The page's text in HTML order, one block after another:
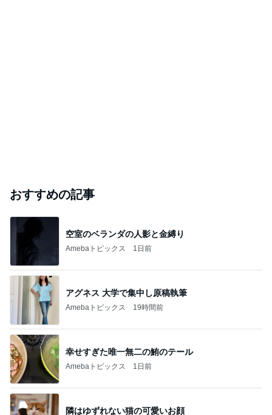
おすすめの記事
空室のベランダの人影と金縛り
Amebaトピックス 1日前
アグネス 大学で集中し原稿執筆
Amebaトピックス 19時間前
幸せすぎた唯一無二の鮪のテール
Amebaトピックス 1日前
隣はゆずれない猫の可愛いお顔